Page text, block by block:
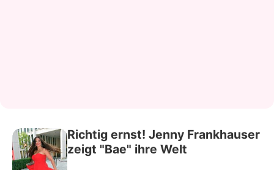
Richtig ernst! Jenny Frankhauser
zeigt "Bae" ihre Welt